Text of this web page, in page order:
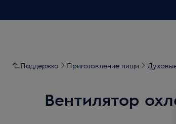
Поддержка Приготовление пищи
Вентилятор